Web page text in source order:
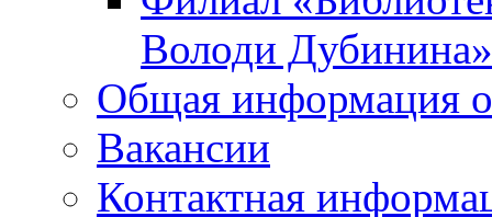
Володи Дубинина»
Общая информация
Вакансии
Контактная